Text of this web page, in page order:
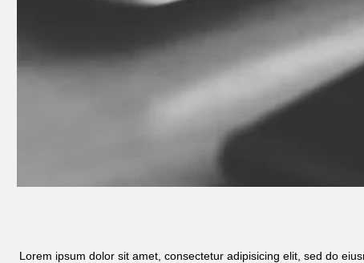
Lorem ipsum dolor sit amet, consectetur adipisicing elit, sed do